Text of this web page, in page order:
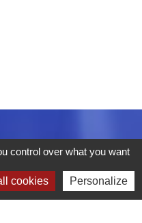
control over what you want
cookies Personalize